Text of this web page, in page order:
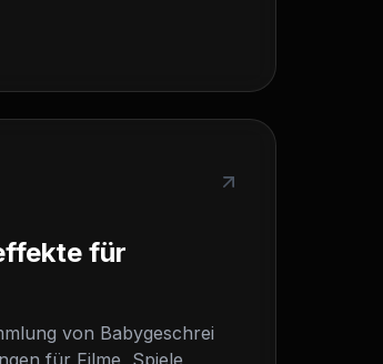
für
von Babygeschrei
für Filme, Spiele,